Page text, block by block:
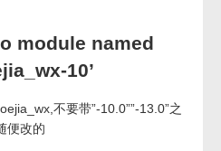
module named
10’
不要带”-10.0””-13.0”之
便改的